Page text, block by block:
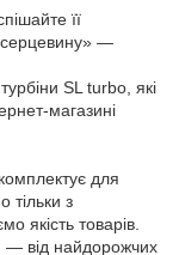
її
—
SL turbo, які
магазині
для
тільки з
якість товарів.
— від найдорожчих